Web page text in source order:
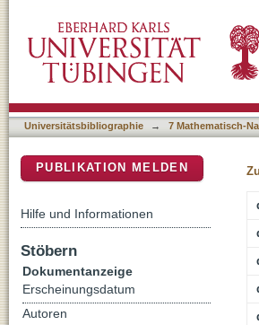
Medizin
Universitätsbibliographie → 7 Mathematisch-
PUBLIKATION MELDEN
Hilfe und Informationen
Stöbern
Dokumentanzeige
Erscheinungsdatum
Autoren